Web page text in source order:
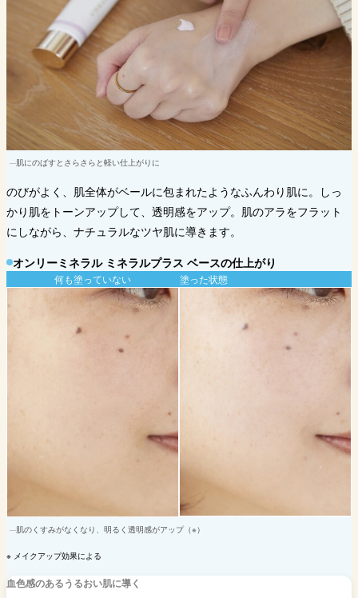
肌にのばすとさらさらと軽い仕上がりに
のびがよく、肌全体がベールに包まれたようなふんわり肌に。しっ
かり肌をトーンアップして、透明感をアップ。肌のアラをフラット
にしながら、ナチュラルなツヤ肌に導きます。
オンリーミネラル ミネラルプラス ベースの仕上がり
何も塗っていない 塗った状態
肌のくすみがなくなり、明るく透明感がアップ（※）
※ メイクアップ効果による
血色感のあるうるおい肌に導く